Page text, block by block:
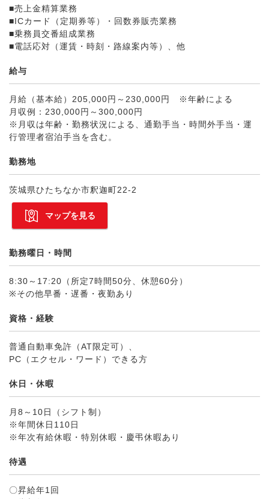
■売上金精算業務
■ICカード（定期券等）・回数券販売業務
■乗務員交番組成業務
■電話応対（運賃・時刻・路線案内等）、他
給与
月給（基本給）205,000円～230,000円 ※年齢による
月収例：230,000円～300,000円
※月収は年齢・勤務状況による、通勤手当・時間外手当・運
行管理者宿泊手当を含む。
勤務地
茨城県ひたちなか市釈迦町22-2
マップを見る
勤務曜日・時間
8:30～17:20（所定7時間50分、休憩60分）
※その他早番・遅番・夜勤あり
資格・経験
普通自動車免許（AT限定可）、
PC（エクセル・ワード）できる方
休日・休暇
月8～10日（シフト制）
※年間休日110日
※年次有給休暇・特別休暇・慶弔休暇あり
待遇
〇昇給年1回